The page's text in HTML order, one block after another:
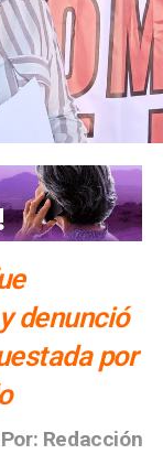
denunció
por
Por: Redacción